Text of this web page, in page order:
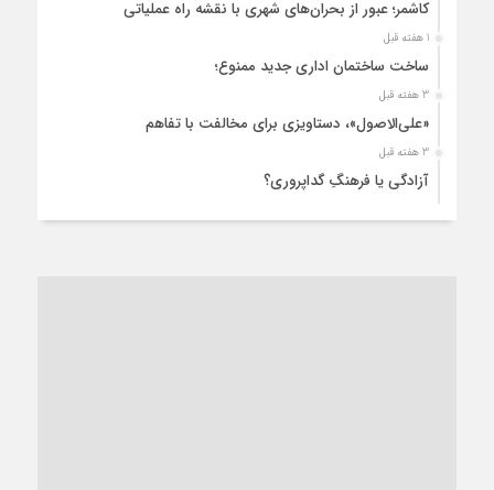
کاشمر؛ عبور از بحران‌های شهری با نقشه راه عملیاتی
1 هفته قبل
ساخت ساختمان اداری جدید ممنوع؛
3 هفته قبل
«علی‌الاصول»، دستاویزی برای مخالفت با تفاهم
3 هفته قبل
آزادگی یا فرهنگِ گداپروری؟